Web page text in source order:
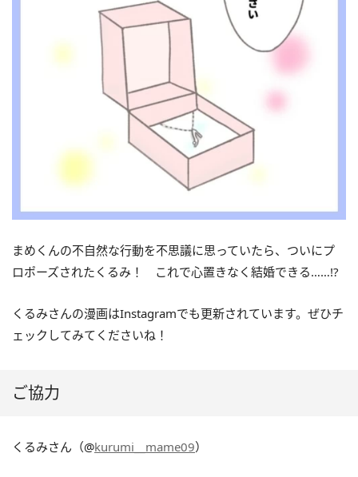
まめくんの不自然な行動を不思議に思っていたら、ついにプ
ロポーズされたくるみ！ これで心置きなく結婚できる……!?
くるみさんの漫画はInstagramでも更新されています。ぜひチ
ェックしてみてくださいね！
ご協力
くるみさん（@kurumi__mame09）